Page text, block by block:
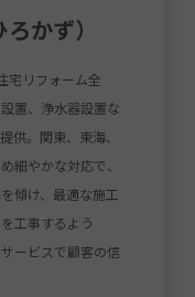
かず）
宅リフォーム全
置、浄水器設置な
供。関東、東海、
細やかな対応で、
傾け、最適な施工
工事するよう
ービスで顧客の信